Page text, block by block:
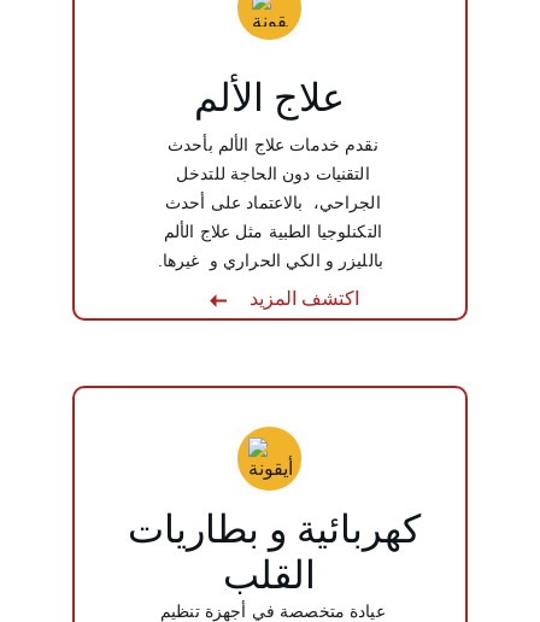
علاج الألم
كهربائية و بطاريات
القلب
اكتشف المزيد
نقدم خدمات علاج الألم بأحدث
التقنيات دون الحاجة للتدخل
الجراحي،  بالاعتماد على أحدث
التكنلوجيا الطبية مثل علاج الألم
بالليزر و الكي الحراري و  غيرها.
عيادة متخصصة في أجهزة تنظيم